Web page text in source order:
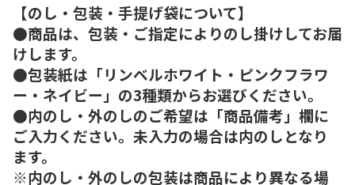
【のし・包装・手提げ袋について】
●商品は、包装・ご指定によりのし掛けしてお届
けします。
●包装紙は「リンベルホワイト・ピンクフラワ
ー・ネイビー」の3種類からお選びください。
●内のし・外のしのご希望は「商品備考」欄に
ご入力ください。未入力の場合は内のしとなり
ます。
※内のし・外のしの包装は商品により異なる場